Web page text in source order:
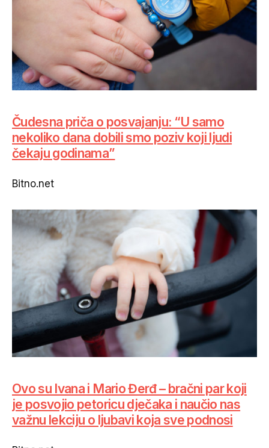
Čudesna priča o posvajanju: “U samo
nekoliko dana dobili smo poziv koji ljudi
čekaju godinama”
Bitno.net
Ovo su Ivana i Mario Đerđ – bračni par koji
je posvojio petoricu dječaka i naučio nas
važnu lekciju o ljubavi koja sve podnosi